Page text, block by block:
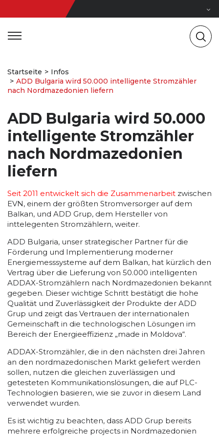
Startseite
Infos
ADD Bulgaria wird 50.000 intelligente Stromzähler
nach Nordmazedonien liefern
ADD Bulgaria wird 50.000
intelligente Stromzähler
nach Nordmazedonien
liefern
Seit 2011 entwickelt sich die Zusammenarbeit zwischen
EVN, einem der größten Stromversorger auf dem
Balkan, und ADD Grup, dem Hersteller von
inttelegenten Stromzählern, weiter.
ADD Bulgaria, unser strategischer Partner für die
Förderung und Implementierung moderner
Energiemesssysteme auf dem Balkan, hat kürzlich den
Vertrag über die Lieferung von 50.000 intelligenten
ADDAX-Stromzählern nach Nordmazedonien bekannt
gegeben. Dieser wichtige Schritt bestätigt die hohe
Qualität und Zuverlässigkeit der Produkte der ADD
Grup und zeigt das Vertrauen der internationalen
Gemeinschaft in die technologischen Lösungen im
Bereich der Energieeffizienz „made in Moldova“.
ADDAX-Stromzähler, die in den nächsten drei Jahren
an den nordmazedonischen Markt geliefert werden
sollen, nutzen die gleichen zuverlässigen und
getesteten Kommunikationslösungen, die auf PLC-
Technologien basieren, wie sie zuvor in diesem Land
verwendet wurden.
Es ist wichtig zu beachten, dass ADD Grup bereits
mehrere erfolgreiche projects in Nordmazedonien